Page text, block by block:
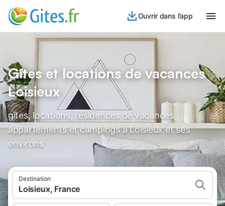
Ouvrir dans l’app
Gîtes et locations de vacances
Loisieux
gîtes, locations, résidences de vacances,
appartements et campings à Loisieux et ses
environs
Destination
Loisieux, France